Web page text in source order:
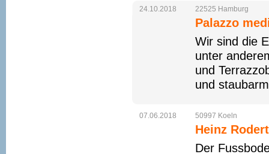
24.10.2018 22525 Hamburg
Palazzo
Wir sind die
unter
und
und
07.06.2018 50997 Koeln
Heinz Rodert
Der